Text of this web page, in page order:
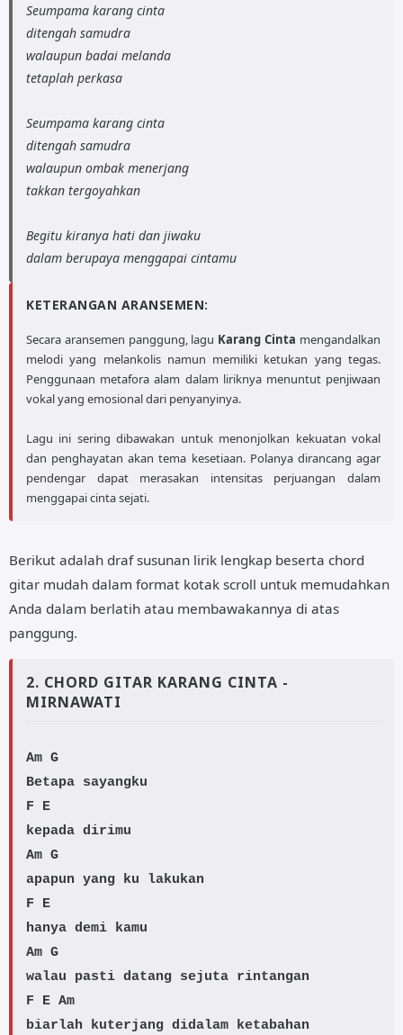
Seumpama karang cinta
ditengah samudra
walaupun badai melanda
tetaplah perkasa
Seumpama karang cinta
ditengah samudra
walaupun ombak menerjang
takkan tergoyahkan
Begitu kiranya hati dan jiwaku
KETERANGAN ARANSEMEN:
Secara aransemen panggung, lagu Karang Cinta mengandalkan
melodi yang melankolis namun memiliki ketukan yang tegas.
Penggunaan metafora alam dalam liriknya menuntut penjiwaan
vokal yang emosional dari penyanyinya.
Lagu ini sering dibawakan untuk menonjolkan kekuatan vokal
dan penghayatan akan tema kesetiaan. Polanya dirancang agar
pendengar dapat merasakan intensitas perjuangan dalam
menggapai cinta sejati.
Berikut adalah draf susunan lirik lengkap beserta chord
gitar mudah dalam format kotak scroll untuk memudahkan
Anda dalam berlatih atau membawakannya di atas
panggung.
2. CHORD GITAR KARANG CINTA -
MIRNAWATI
Am G
Betapa sayangku
F E
kepada dirimu
Am G
apapun yang ku lakukan
F E
hanya demi kamu
Am G
walau pasti datang sejuta rintangan
F E Am
biarlah kuterjang didalam ketabahan